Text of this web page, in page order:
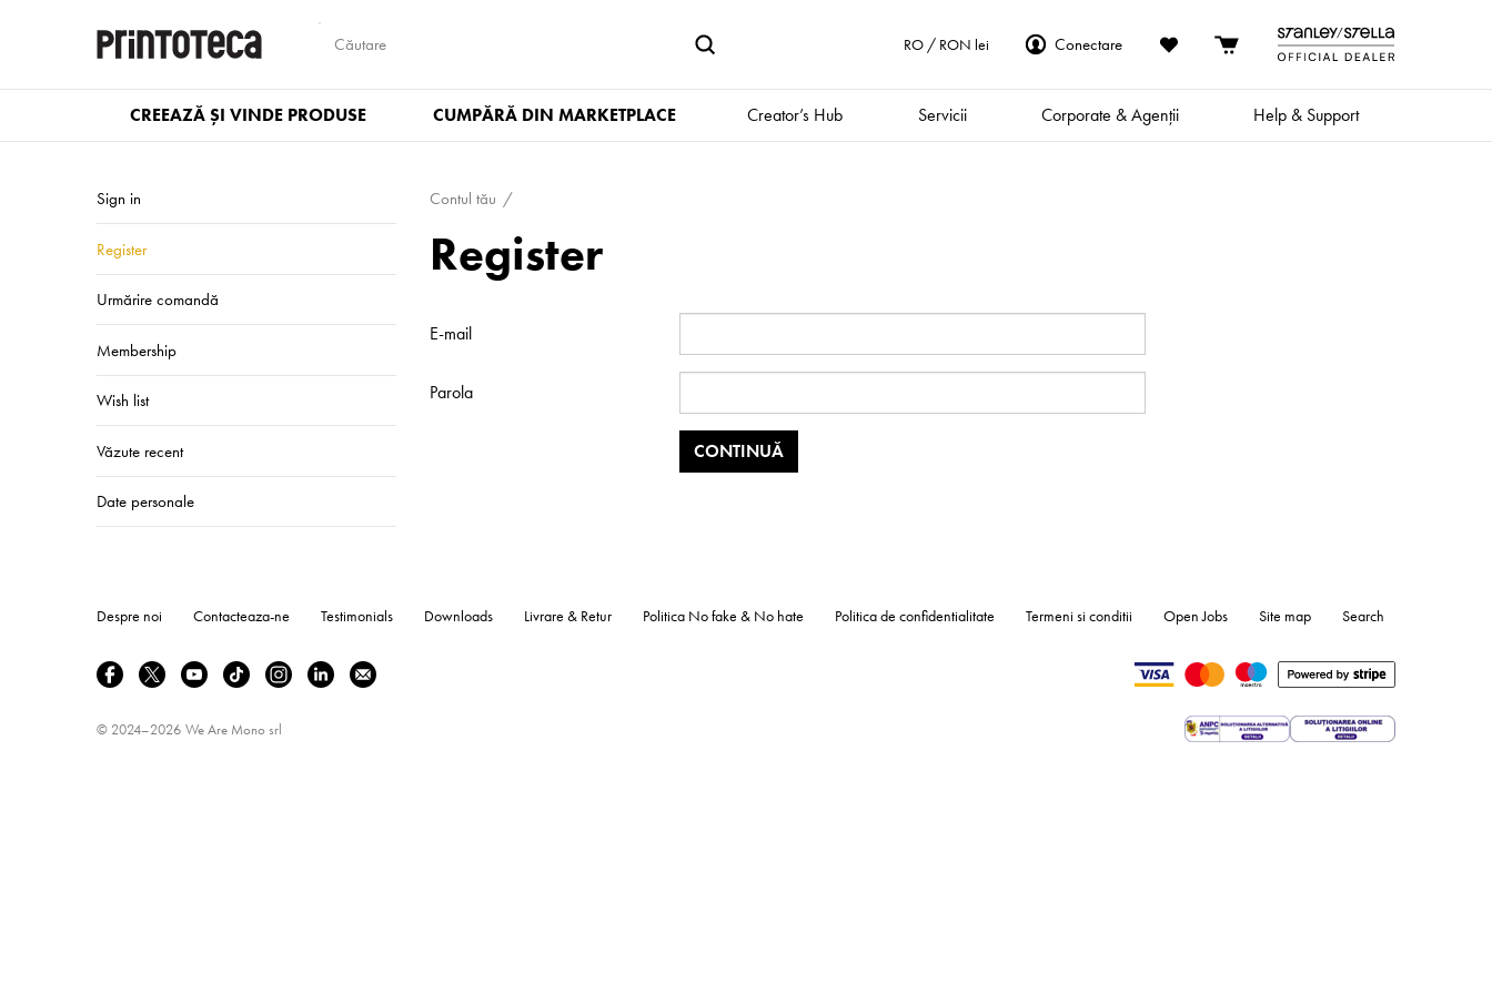
RO / RON lei Conectare
CREEAZĂ ȘI VINDE PRODUSE CUMPĂRĂ DIN MARKETPLACE Creator’s Hub Servicii Corporate & Agenții Help & Support
Sign in
Register
Urmărire comandă
Membership
Wish list
Văzute recent
Date personale
Contul tău
Register
E-mail
Parola
Despre noi Contacteaza-ne Testimonials Downloads Livrare & Retur Politica No fake & No hate Politica de confidentialitate Termeni si conditii Open Jobs Site map Search
© 2024–2026 We Are Mono srl